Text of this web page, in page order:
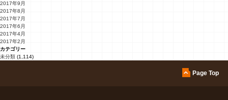
2017年9月
2017年8月
2017年7月
2017年6月
2017年4月
2017年2月
カテゴリー
未分類 (1,114)
Page Top